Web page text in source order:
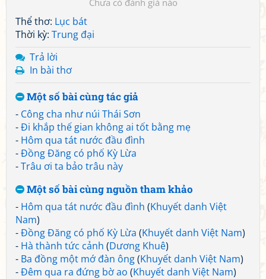
Chưa có đánh giá nào
Thể thơ: Lục bát
Thời kỳ: Trung đại
Trả lời
In bài thơ
Một số bài cùng tác giả
- Công cha như núi Thái Sơn
-Đi khắp thế gian không ai tốt bằng mẹ
- Hôm qua tát nước đầu đình
-Đồng Đăng có phố Kỳ Lừa
-Trâu ơi ta bảo trâu này
Một số bài cùng nguồn tham khảo
- Hôm qua tát nước đầu đình (Khuyết danh Việt
Nam)
-Đồng Đăng có phố Kỳ Lừa (Khuyết danh Việt Nam)
- Hà thành tức cảnh (Dương Khuê)
- Ba đồng một mớ đàn ông(Khuyết danh Việt Nam)
-Đêm qua ra đứng bờ ao (Khuyết danh Việt Nam)